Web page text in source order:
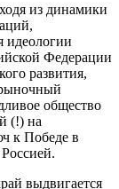
из динамики
идеологии
Федерации
развития,
общество
(!) на
к Победе в
выдвигается